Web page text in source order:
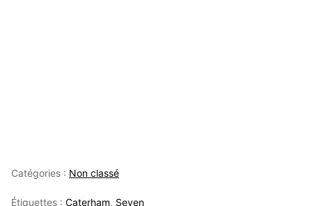
Catégories : Non classé
Étiquettes : Caterham, Seven